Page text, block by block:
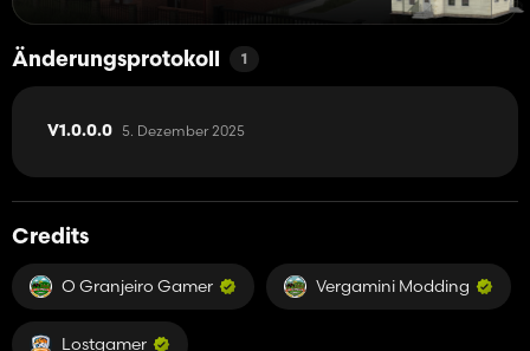
Änderungsprotokoll 1
V1.0.0.0 5. Dezember 2025
Credits
O Granjeiro Gamer Vergamini Modding
Lostgamer